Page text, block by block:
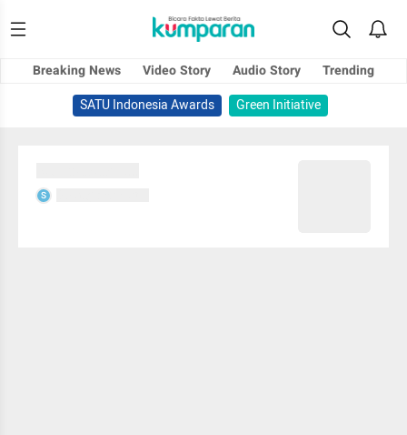
Breaking News Video Story Audio Story
Trending
SATU Indonesia Awards
Green Initiative
S